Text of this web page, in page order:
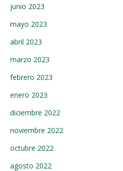
junio 2023
mayo 2023
abril 2023
marzo 2023
febrero 2023
enero 2023
diciembre 2022
noviembre 2022
octubre 2022
agosto 2022